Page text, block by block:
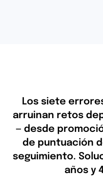
Los siete
arruinan retos
— desde
de puntuación
seguimiento.
años y